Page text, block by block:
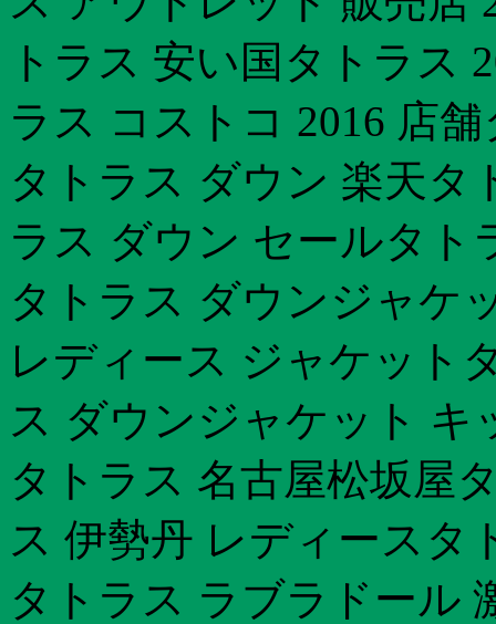
トラス 安い国タトラス
ラス コストコ 2016 店
タトラス ダウン 楽天タ
ラス ダウン セールタト
タトラス ダウンジャケ
レディース ジャケット
ス ダウンジャケット キ
タトラス 名古屋松坂屋
ス 伊勢丹 レディースタ
タトラス ラブラドール